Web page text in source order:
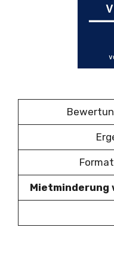
Mietminderung